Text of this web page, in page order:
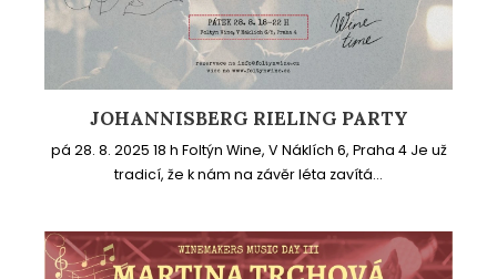
JOHANNISBERG RIELING PARTY
pá 28. 8. 2025 18 h Foltýn Wine, V Náklích 6, Praha 4 Je už
tradicí, že k nám na závěr léta zavítá...